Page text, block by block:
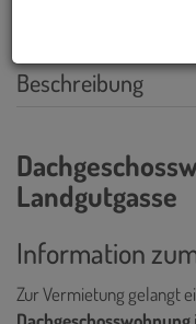
Beschreibung
Landgutgasse
Information
Zur Vermietung gelangt